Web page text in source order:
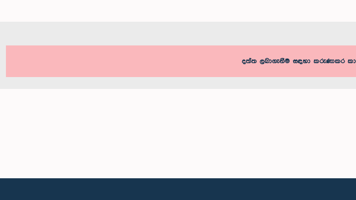
දත්ත ලබාගැනීම සඳහා කරුණාකර